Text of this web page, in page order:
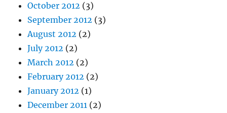
October 2012 (3)
September 2012 (3)
August 2012 (2)
July 2012 (2)
March 2012 (2)
February 2012 (2)
January 2012 (1)
December 2011 (2)